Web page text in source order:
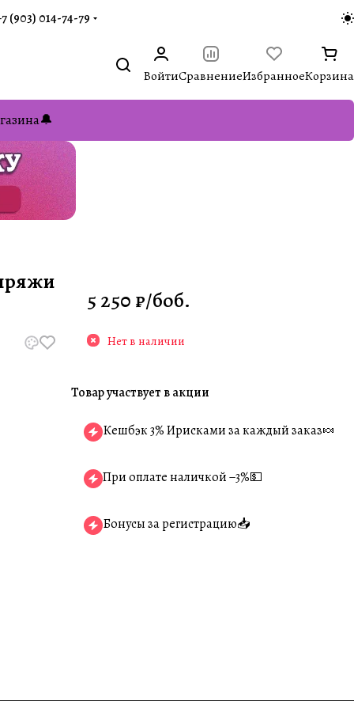
(903) 014-74-79‬
ВойтиСравнениеИзбранноеКорзина
5 250 ₽/боб.
Нет в наличии
Товар участвует в акции
Кешбэк 3% Ирисками за каждый заказ🍬
При оплате наличкой −3%💵
Бонусы за регистрацию📥